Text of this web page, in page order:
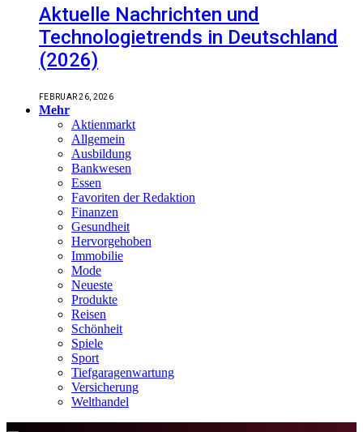
Aktuelle Nachrichten und
Technologietrends in Deutschland
(2026)
FEBRUAR 26, 2026
Mehr
Aktienmarkt
Allgemein
Ausbildung
Bankwesen
Essen
Favoriten der Redaktion
Finanzen
Gesundheit
Hervorgehoben
Immobilie
Mode
Neueste
Produkte
Reisen
Schönheit
Spiele
Sport
Tiefgaragenwartung
Versicherung
Welthandel